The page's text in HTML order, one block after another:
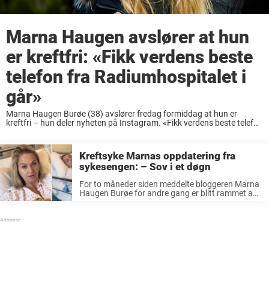
Marna Haugen avslører at hun
er kreftfri: «Fikk verdens beste
telefon fra Radiumhospitalet i
går»
Marna Haugen Burøe (38) avslører fredag formiddag at hun er
kreftfri – hun deler nyheten på Instagram. «Fikk verdens beste telefon
Kreftsyke Marnas oppdatering fra
sykesengen: – Sov i et døgn
For to måneder siden meddelte bloggeren Marna
Haugen Burøe for andre gang er blitt rammet av